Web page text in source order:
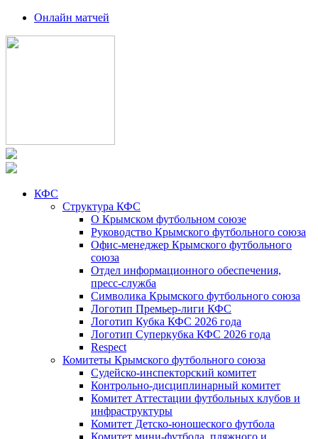
Онлайн матчей
КФС
Структура КФС
О Крымском футбольном союзе
Руководство Крымского футбольного союза
Офис-менеджер Крымского футбольного
союза
Отдел информационного обеспечения,
пресс-служба
Символика Крымского футбольного союза
Логотип Премьер-лиги КФС
Логотип Кубка КФС 2026 года
Логотип Суперкубка КФС 2026 года
Respect
Комитеты Крымского футбольного союза
Судейско-инспекторский комитет
Контрольно-дисциплинарный комитет
Комитет Аттестации футбольных клубов и
инфраструктуры
Комитет Детско-юношеского футбола
Комитет мини-футбола, пляжного и